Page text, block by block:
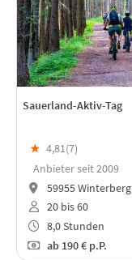
Sauerland-Aktiv-Tag
★ 4,81(7)
Anbieter seit 2009
59955 Winterberg
20 bis 60
8,0 Stunden
ab190 € p.P.